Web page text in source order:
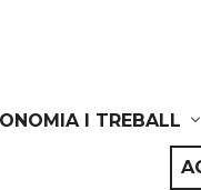
I TREBALL